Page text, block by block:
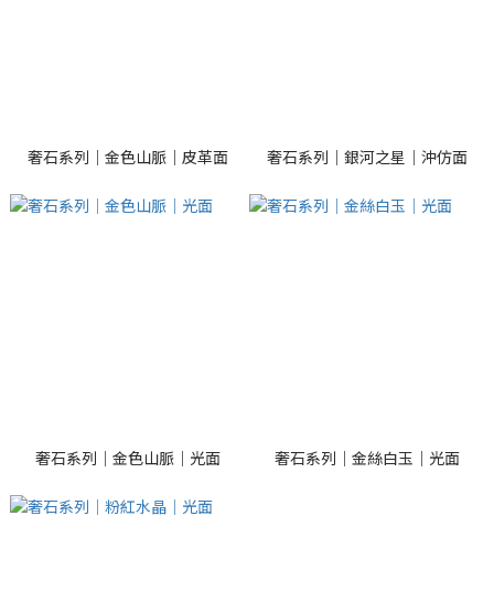
奢石系列｜金色山脈｜皮革面 奢石系列｜銀河之星｜沖仿面
奢石系列｜金色山脈｜光面 奢石系列｜金絲白玉｜光面